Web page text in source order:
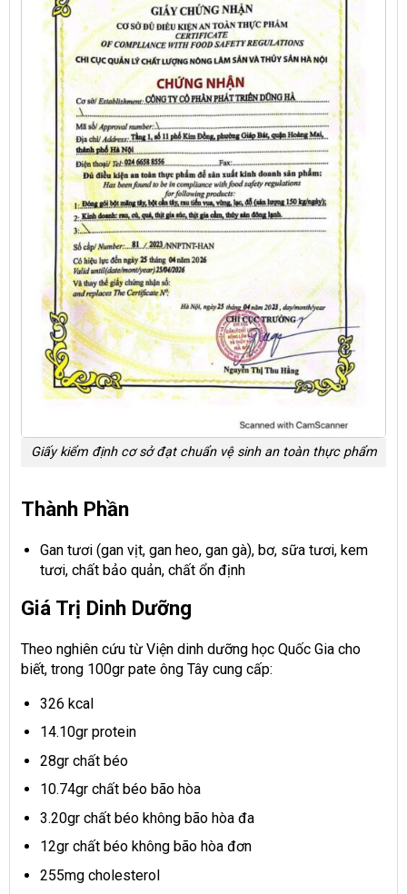
Giấy kiểm định cơ sở đạt chuẩn vệ sinh an toàn thực phẩm
Thành Phần
Gan tươi (gan vịt, gan heo, gan gà), bơ, sữa tươi, kem
tươi, chất bảo quản, chất ổn định
Giá Trị Dinh Dưỡng
Theo nghiên cứu từ Viện dinh dưỡng học Quốc Gia cho
biết, trong 100gr pate ông Tây cung cấp:
326 kcal
14.10gr protein
28gr chất béo
10.74gr chất béo bão hòa
3.20gr chất béo không bão hòa đa
12gr chất béo không bão hòa đơn
255mg cholesterol